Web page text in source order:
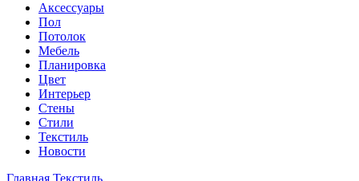
Аксессуары
Пол
Потолок
Мебель
Планировка
Цвет
Интерьер
Стены
Стили
Текстиль
Новости
Главная Текстиль